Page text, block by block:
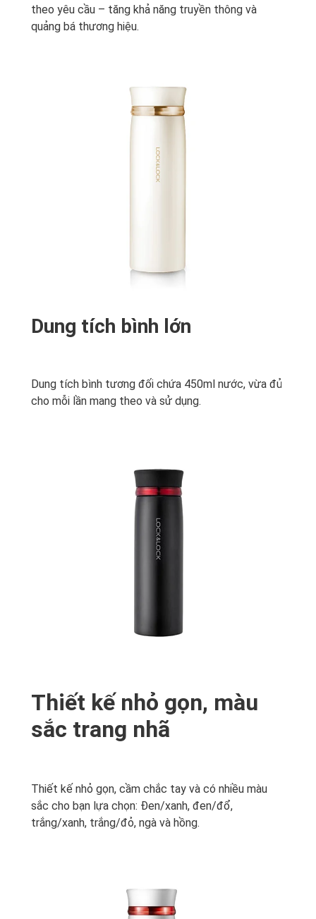
theo yêu cầu – tăng khả năng truyền thông và
quảng bá thương hiệu.
Dung tích bình lớn
Dung tích bình tương đối chứa 450ml nước, vừa đủ
cho mỗi lần mang theo và sử dụng.
Thiết kế nhỏ gọn, màu
sắc trang nhã
Thiết kế nhỏ gọn, cầm chắc tay và có nhiều màu
sắc cho bạn lựa chọn: Đen/xanh, đen/đổ,
trắng/xanh, trắng/đỏ, ngà và hồng.